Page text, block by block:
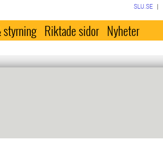
SLU.SE
styrning Riktade sidor Nyheter